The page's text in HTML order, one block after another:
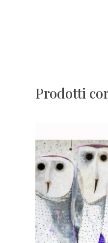
Prodotti